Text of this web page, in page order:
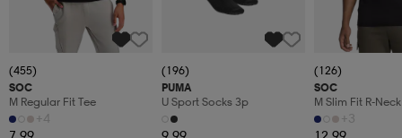
(455)
SOC
M Regular Fit Tee
+4
(196)
PUMA
U Sport Socks 3p
(126)
SOC
M Slim Fit R-
+3